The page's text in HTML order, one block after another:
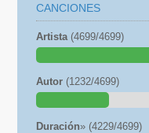
CANCIONES
Artista (4699/4699)
Autor (1232/4699)
Duración» (4229/4699)